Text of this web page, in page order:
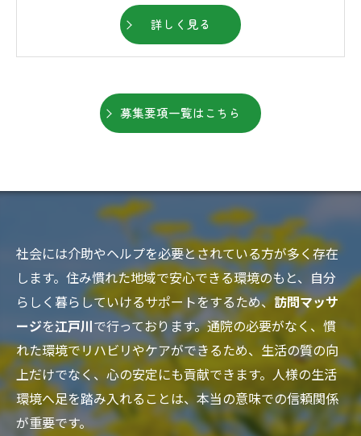
詳しく見る
募集要項一覧はこちら
社会には介助やヘルプを必要とされている方が多く存在
します。住み慣れた地域で安心できる環境のもと、自分
らしく暮らしていけるサポートをするため、訪問マッサ
ージを江戸川で行っております。通院の必要がなく、慣
れた環境でリハビリやケアができるため、生活の質の向
上だけでなく、心の安定にも貢献できます。人様の生活
環境へ足を踏み入れることは、本当の意味での信頼関係
が重要です。